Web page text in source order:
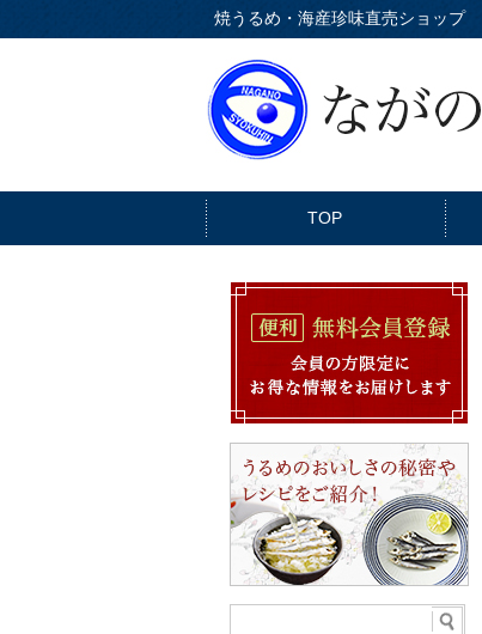
焼うるめ・海産珍味直売ショップ
TOP